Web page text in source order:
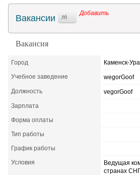
Образовательный кредит
Вакансии 36 Добавить
Вакансия
Город
Каменск-
Учебное заведение
wegorGoof
Должность
vegorGoof
Зарплата
Форма оплаты
Тип работы
График работы
Условия
Ведущая
странах